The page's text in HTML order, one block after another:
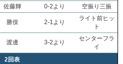
佐藤輝 0-2より 空振り三振
勝俣 2-1より
ライト前ヒッ
ト
渡邊 3-2より
センターフラ
イ
2回表